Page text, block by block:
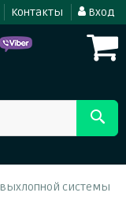
Контакты Вход
системы